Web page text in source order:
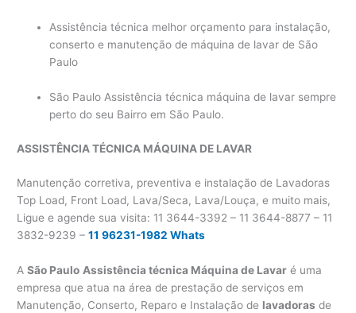
Assistência técnica melhor orçamento para instalação,
conserto e manutenção de máquina de lavar de São
Paulo
São Paulo Assistência técnica máquina de lavar sempre
perto do seu Bairro em São Paulo.
ASSISTÊNCIA TÉCNICA MÁQUINA DE LAVAR
Manutenção corretiva, preventiva e instalação de Lavadoras
Top Load, Front Load, Lava/Seca, Lava/Louça, e muito mais,
Ligue e agende sua visita: 11 3644-3392 – 11 3644-8877 – 11
3832-9239 –11 96231-1982 Whats
ASão Paulo Assistência técnica Máquina de Lavar é uma
empresa que atua na área de prestação de serviços em
Manutenção, Conserto, Reparo e Instalação de lavadoras de